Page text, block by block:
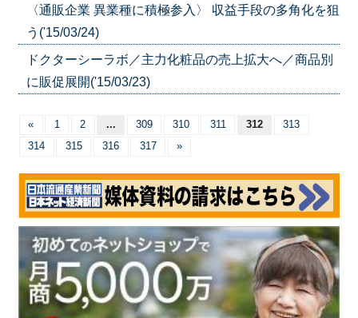
〈通販企業 異業種に積極参入〉 収益手段の多角化を狙
う('15/03/24)
ドクターシーラボ／主力化粧品の売上拡大へ／商品別
に販促展開('15/03/23)
« 1 2 ... 309 310 311 312
313
314
315 316 317 »